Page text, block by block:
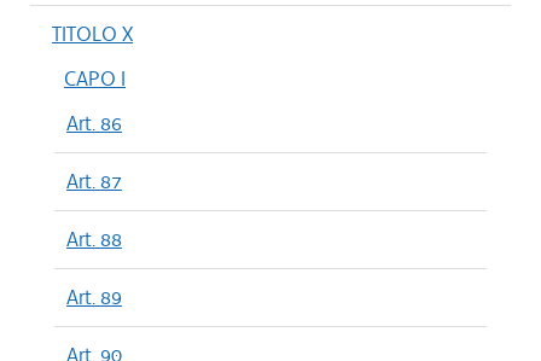
TITOLO X
CAPO I
Art. 86
Art. 87
Art. 88
Art. 89
Art. 90